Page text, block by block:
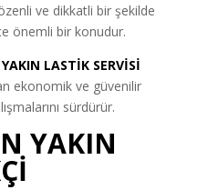
ve dikkatli bir şekilde
önemli bir konudur.
LASTİK SERVİSİ
ekonomik ve güvenilir
sürdürür.
YAKIN